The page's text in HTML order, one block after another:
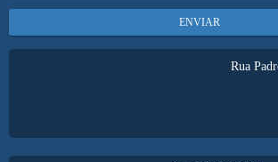
ENVIAR
Rua